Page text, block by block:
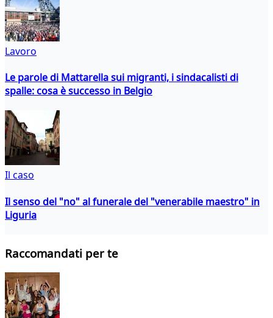
Lavoro
Le parole di Mattarella sui migranti, i sindacalisti di
spalle: cosa è successo in Belgio
Il caso
Il senso del "no" al funerale del "venerabile maestro" in
Liguria
Raccomandati per te